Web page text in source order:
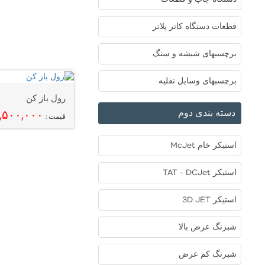
رول باز کن
قیمت :
قطعات دستگاه کاتر پلاتر
برچسبهای شیشه و سنگ
برچسبهای وسایل نقلیه
دسته بندی دوم
استیکر خام McJet
استیکر TAT - DCJet
استیکر 3D JET
شبرنگ عرض بالا
شبرنگ کم عرض